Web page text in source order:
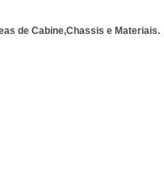
de Cabine,Chassis e Materiais.